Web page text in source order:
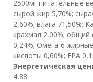
2500мг.питательные
сырой жир 5,70%;
2,60%; влага 71,50%;
крахмал 2,00%; общий
0,24%; Омега-6
кислоты 0,60%; EPA
Энергетическая
4,88